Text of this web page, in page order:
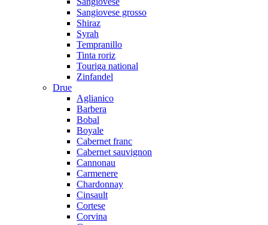
Sangiovese grosso
Shiraz
Syrah
Tempranillo
Tinta roriz
Touriga national
Zinfandel
Drue
Aglianico
Barbera
Bobal
Boyale
Cabernet franc
Cabernet sauvignon
Cannonau
Carmenere
Chardonnay
Cinsault
Cortese
Corvina